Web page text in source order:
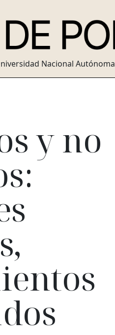
Nacional
y no